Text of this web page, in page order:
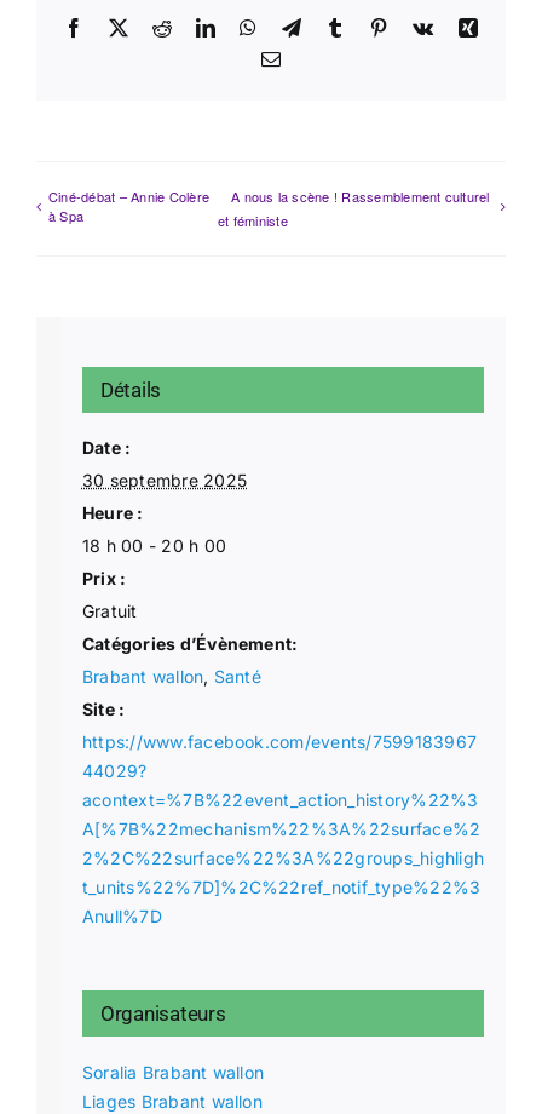
Facebook
X RedditLinkedInWhatsApp
TelegramTumblr Pinterest
Vk
Xing
Email
Ciné-débat – Annie Colère
à Spa
A nous la scène ! Rassemblement culturel
et féministe
Détails
Date :
30 septembre 2025
Heure :
18 h 00 - 20 h 00
Prix :
Gratuit
Catégories d’Évènement:
Brabant wallon, Santé
Site :
https://www.facebook.com/events/7599183967
44029?
acontext=%7B%22event_action_history%22%3
A[%7B%22mechanism%22%3A%22surface%2
2%2C%22surface%22%3A%22groups_highligh
t_units%22%7D]%2C%22ref_notif_type%22%3
Anull%7D
Organisateurs
Soralia Brabant wallon
Liages Brabant wallon